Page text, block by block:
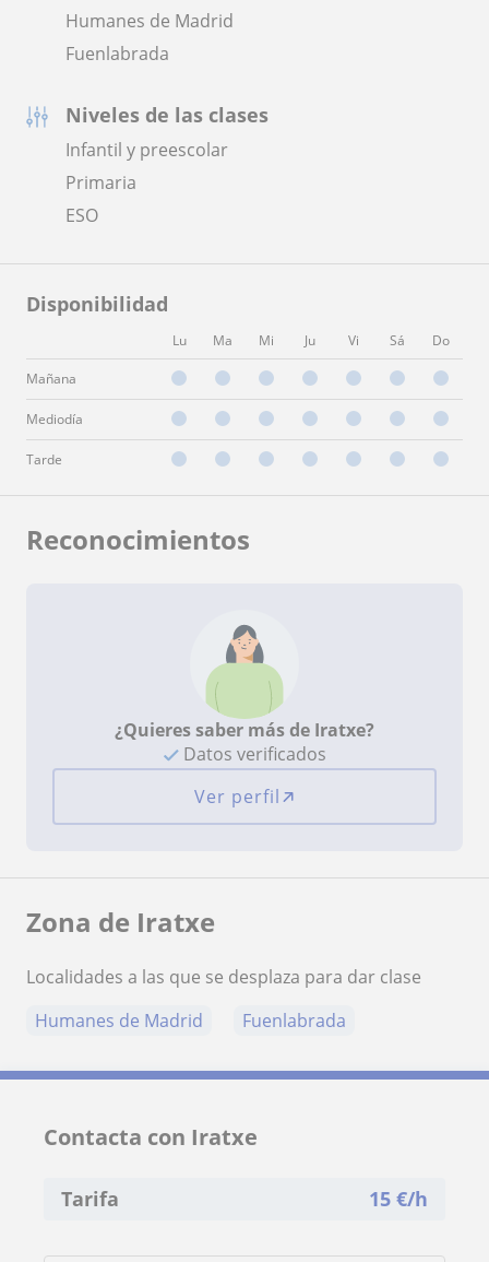
Humanes de Madrid
Fuenlabrada
Niveles de las clases
Infantil y preescolar
Primaria
ESO
Disponibilidad
Lu Ma Mi Ju Vi Sá Do
Mañana
Mediodía
Tarde
Reconocimientos
¿Quieres saber más de Iratxe?
Datos verificados
Ver perfil
Zona de Iratxe
Localidades a las que se desplaza para dar clase
Humanes de Madrid
Fuenlabrada
Contacta con Iratxe
Tarifa 15 €/h